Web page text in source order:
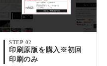
STEP 02
印刷原版を購入※初回
印刷のみ